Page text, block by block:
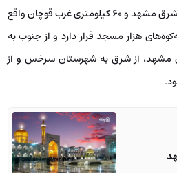
است که در ۱۴۵ کیلومتری شمال شرق مشهد و ۶۰ کیلومتری غرب قوچان واقع
هزار مسجد قرار دارد و از جنوب به
مشهد، از شرق به شهرستان سرخس و از